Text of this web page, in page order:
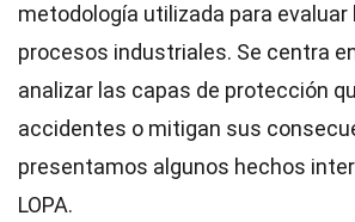
metodología utilizada para evaluar
procesos industriales. Se centra
analizar las capas de protección
accidentes o mitigan sus
presentamos algunos hechos
LOPA.